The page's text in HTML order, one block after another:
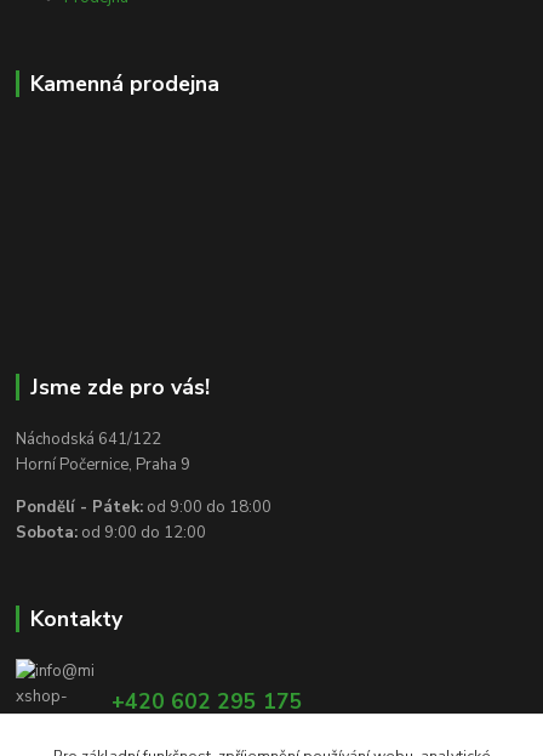
Kamenná prodejna
Jsme zde pro vás!
Náchodská 641/122
Horní Počernice, Praha 9
Pondělí - Pátek: od 9:00 do 18:00
Sobota: od 9:00 do 12:00
Kontakty
+420 602 295 175